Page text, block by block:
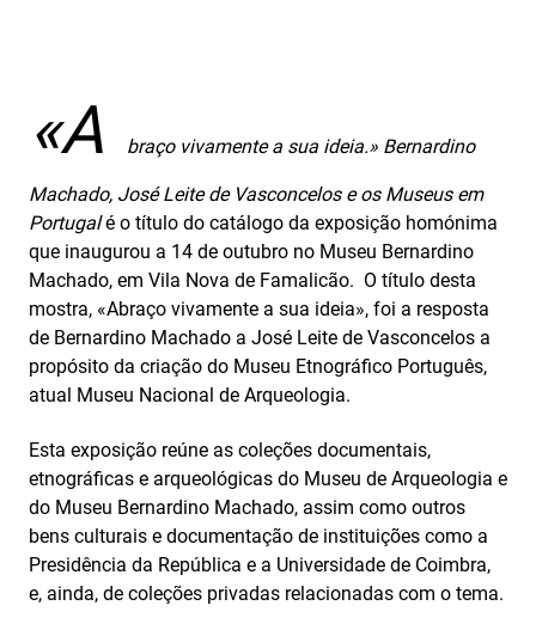
«A braço vivamente a sua ideia.» Bernardino
Machado, José Leite de Vasconcelos e os Museus em
Portugalé o título do catálogo da exposição homónima
que inaugurou a 14 de outubro no Museu Bernardino
Machado, em Vila Nova de Famalicão. O título desta
mostra, «Abraço vivamente a sua ideia», foi a resposta
de Bernardino Machado a José Leite de Vasconcelos a
propósito da criação do Museu Etnográfico Português,
atual Museu Nacional de Arqueologia.
Esta exposição reúne as coleções documentais,
etnográficas e arqueológicas do Museu de Arqueologia e
do Museu Bernardino Machado, assim como outros
bens culturais e documentação de instituições como a
Presidência da República e a Universidade de Coimbra,
e, ainda, de coleções privadas relacionadas com o tema.